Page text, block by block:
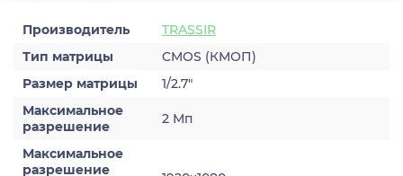
Производитель
TRASSIR
Тип матрицы
CMOS (КМОП)
Размер матрицы
1/2.7″
Максимальное
разрешение
2 Мп
Максимальное
разрешение